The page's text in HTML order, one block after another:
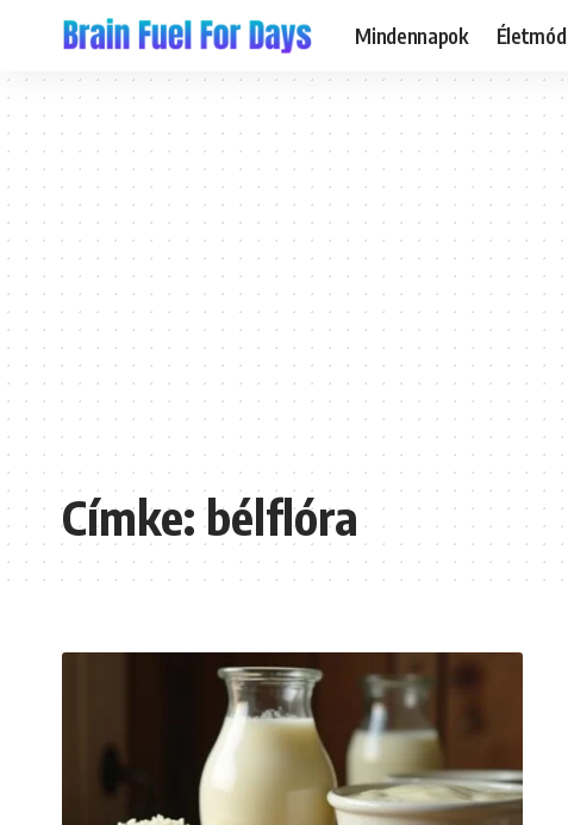
Mindennapok Életmód
Címke:bélflóra